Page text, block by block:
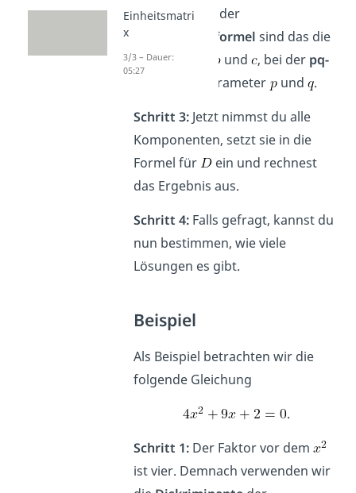
benötigst. Bei der
Mitternachtsformel sind das die
Paramater
und , bei der pq-
die Parameter und .
Schritt 3:Jetzt nimmst du alle
Komponenten, setzt sie in die
Formel für
ein und rechnest
das Ergebnis aus.
Schritt 4:Falls gefragt, kannst du
nun bestimmen, wie viele
Lösungen es gibt.
Beispiel
Als Beispiel betrachten wir die
folgende Gleichung
.
Schritt 1:Der Faktor vor dem
ist vier. Demnach verwenden wir
Einheitsmatri
x
3/3 – Dauer:
05:27